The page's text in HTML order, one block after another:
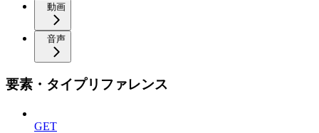
動画
音声
要素・タイプリファレンス
GET